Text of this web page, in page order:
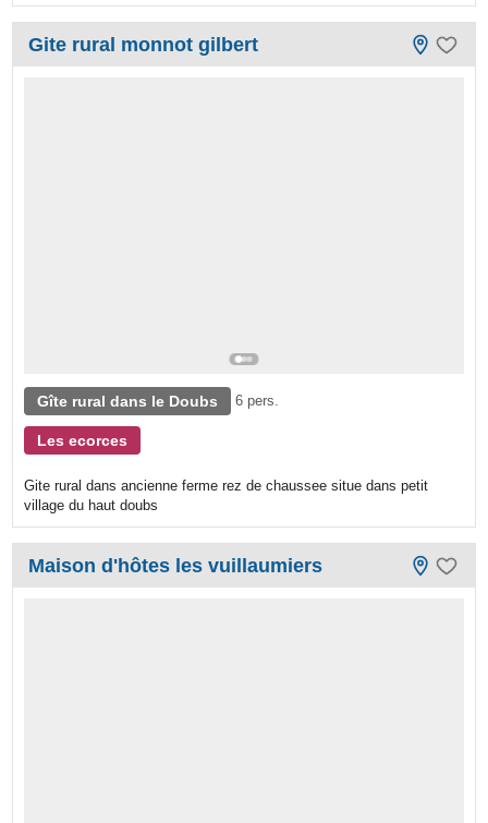
Gite rural monnot gilbert
Gîte rural dans le Doubs 6 pers.
Les ecorces
Gite rural dans ancienne ferme rez de chaussee situe dans petit
village du haut doubs
Maison d'hôtes les vuillaumiers